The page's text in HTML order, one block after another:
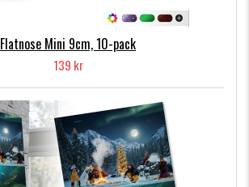
Flatnose Mini 9cm, 10-pack
139 kr